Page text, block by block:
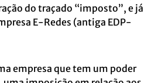
do traçado “imposto”, e já
E-Redes (antiga EDP-
empresa que tem um poder